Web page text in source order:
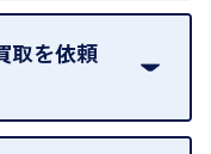
取を依頼
取をご利用くださ